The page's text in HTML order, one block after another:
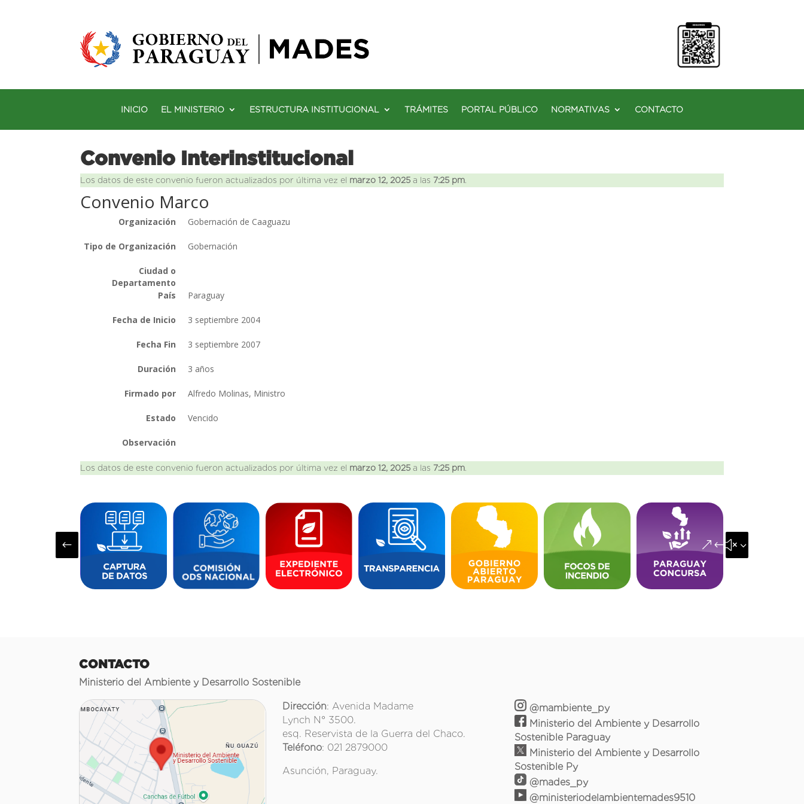
INICIO EL MINISTERIO ESTRUCTURA INSTITUCIONAL TRÁMITES PORTAL PÚBLICO NORMATIVAS CONTACTO
Convenio Interinstitucional
Los datos de este convenio fueron actualizados por última vez el marzo 12, 2025 a las 7:25 pm
Convenio Marco
Organización Gobernación de Caaguazu
Tipo de Organización Gobernación
Ciudad o
Departamento
País
Paraguay
Fecha de Inicio 3 septiembre 2004
Fecha Fin 3 septiembre 2007
Duración 3 años
Firmado por Alfredo Molinas, Ministro
Estado Vencido
Observación
Los datos de este convenio fueron actualizados por última vez el marzo 12, 2025 a las 7:25 pm
# &#x35;
CONTACTO
Ministerio del Ambiente y Desarrollo Sostenible
Dirección: Avenida Madame
Lynch N° 3500.
esq. Reservista de la Guerra del Chaco.
Teléfono: 021 2879000
Asunción, Paraguay.
@mambiente_py
Ministerio del Ambiente y Desarrollo
Sostenible Paraguay
Ministerio del Ambiente y Desarrollo
Sostenible Py
@mades_py
@ministeriodelambientemades9510